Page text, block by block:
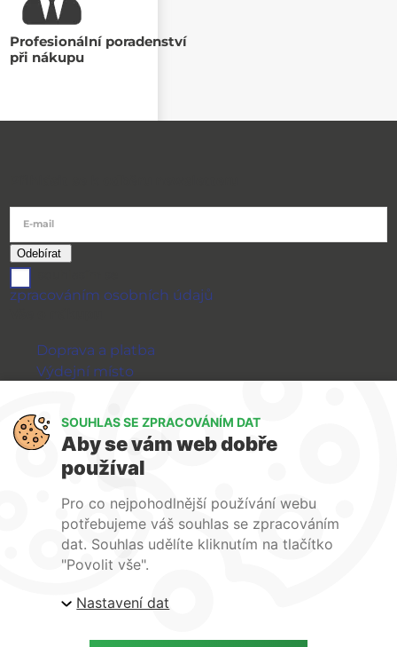
Profesionální poradenství
při nákupu
E-mail
zpracováním osobních údajů
Doprava a platba
Výdejní místo
GDPR
WIRPO s.r.o.
Obchodní podmínky
O nás
Kontakty
Firemní web
SOUHLAS SE ZPRACOVÁNÍM DAT
Aby se vám web dobře
používal
Pro co nejpohodlnější používání webu
potřebujeme váš souhlas se zpracováním
dat. Souhlas udělíte kliknutím na tlačítko
"Povolit vše".
Nastavení dat